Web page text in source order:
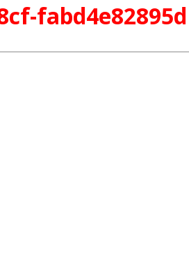
fabd4e82895d